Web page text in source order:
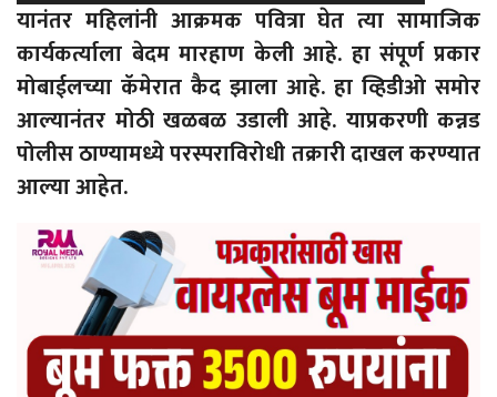
यानंतर महिलांनी आक्रमक पवित्रा घेत त्या सामाजिक
कार्यकर्त्याला बेदम मारहाण केली आहे. हा संपूर्ण प्रकार
मोबाईलच्या कॅमेरात कैद झाला आहे. हा व्हिडीओ समोर
आल्यानंतर मोठी खळबळ उडाली आहे. याप्रकरणी कन्नड
पोलीस ठाण्यामध्ये परस्पराविरोधी तक्रारी दाखल करण्यात
आल्या आहेत.